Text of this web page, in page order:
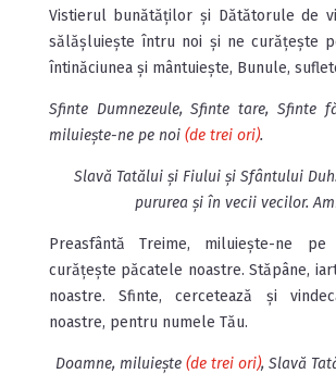
Vistierul bunătăților și Dătătorule de
sălășluiește întru noi și ne curățește
întinăciunea și mântuiește, Bunule,
Sfinte Dumnezeule, Sfinte tare, Sfinte
miluiește-ne pe noi(de trei ori).
Slavă Tatălui și Fiului și Sfântului
pururea și în vecii vecilor.
Preasfântă Treime, miluiește-ne pe
curățește păcatele noastre. Stăpâne,
noastre. Sfinte, cercetează și
noastre, pentru numele Tău.
Doamne, miluiește(de trei ori), Slavă